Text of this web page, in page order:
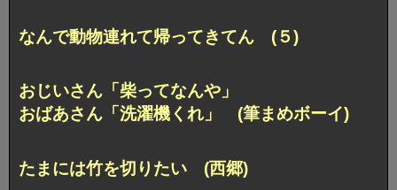
なんで動物連れて帰ってきてん (５)
おじいさん「柴ってなんや」
おばあさん「洗濯機くれ」 (筆まめボーイ)
たまには竹を切りたい (西郷)